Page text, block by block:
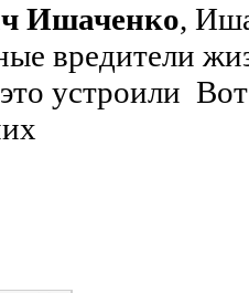
Ишаченко,
вредители
устроили